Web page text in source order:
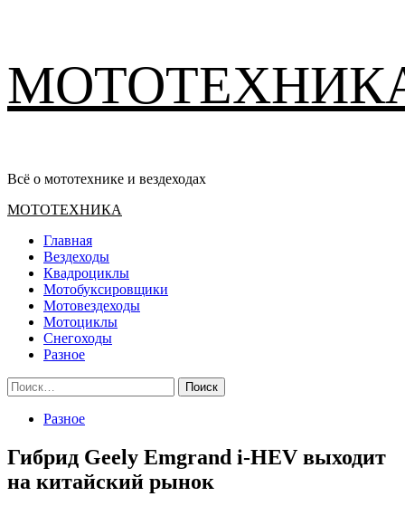
содержимому
Всё о мототехнике и вездеходах
Основное
МОТОТЕХНИКА
Главная
Вездеходы
Квадроциклы
Мотобуксировщики
Мотовездеходы
Мотоциклы
Снегоходы
Разное
Найти:
Разное
Гибрид Geely Emgrand i-HEV выходит
на китайский рынок